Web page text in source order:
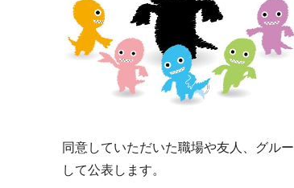
同意していただいた職場や友人、グル
して公表します。